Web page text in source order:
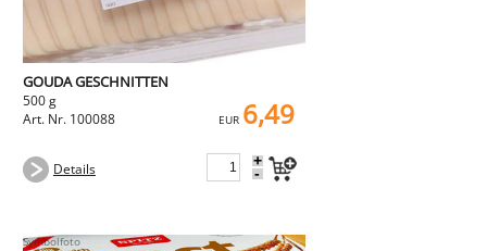
GOUDA GESCHNITTEN
500 g
Art. Nr. 100088
EUR 6,49
Details +
-